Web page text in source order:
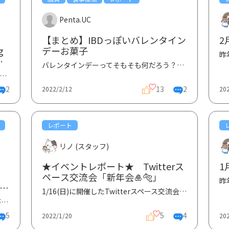
患の日、以下RDD)は、より良い診断や治療による希少・難治性疾患...
2
Penta.UC
【まとめ】IBDっぽいバレンタイン
デーお菓子
バレンタインデーってそもそも何だろう？と検索してみたところ、女性から男性にチョコレートを贈るとい...
2022/2/12 13 2
2
みなさんこんにちは。寒い日が続きますが、いかがお過ごしですか？1/29（土）14:00-16:00に行われた、田...
5
レポート
リノ (スタッフ)
★イベントレポート★ Twitterス
ペース交流会「新年会🎍🐅」
1/16(日)に開催したTwitterスペース交流会では、一番多い時で34名（スタッフ込み）の方がリスナーやスピ...
2022/1/20 5 4
1